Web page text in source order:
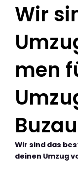
Wir
men
Buzau
Wir sind das
deinen Umzug